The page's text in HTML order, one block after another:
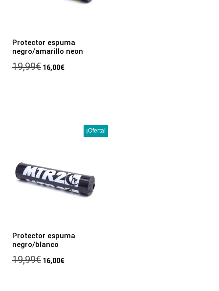
Protector espuma
negro/amarillo neon
19,99€ 16,00€
¡Oferta!
Protector espuma
negro/blanco
19,99€ 16,00€